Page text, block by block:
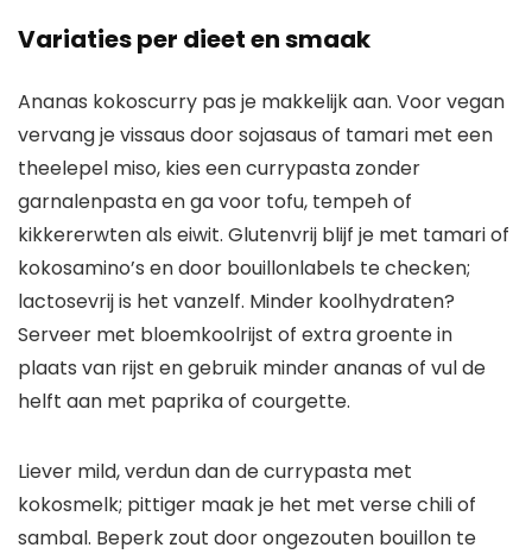
Variaties per dieet en smaak
Ananas kokoscurry pas je makkelijk aan. Voor vegan
vervang je vissaus door sojasaus of tamari met een
theelepel miso, kies een currypasta zonder
garnalenpasta en ga voor tofu, tempeh of
kikkererwten als eiwit. Glutenvrij blijf je met tamari of
kokosamino’s en door bouillonlabels te checken;
lactosevrij is het vanzelf. Minder koolhydraten?
Serveer met bloemkoolrijst of extra groente in
plaats van rijst en gebruik minder ananas of vul de
helft aan met paprika of courgette.
Liever mild, verdun dan de currypasta met
kokosmelk; pittiger maak je het met verse chili of
sambal. Beperk zout door ongezouten bouillon te